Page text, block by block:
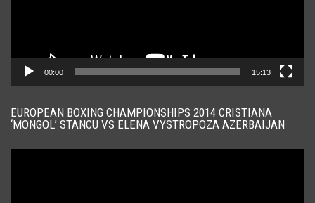
00:00 15:13
EUROPEAN BOXING CHAMPIONSHIPS 2014 CRISTIANA
‘MONGOL’ STANCU VS ELENA VYSTROPOZA AZERBAIJAN